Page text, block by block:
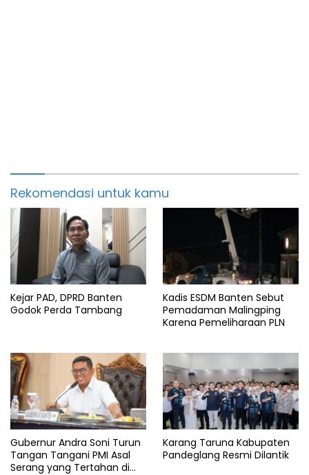
Rekomendasi untuk kamu
Kejar PAD, DPRD Banten
Godok Perda Tambang
Kadis ESDM Banten Sebut
Pemadaman Malingping
Karena Pemeliharaan PLN
Gubernur Andra Soni Turun
Tangan Tangani PMI Asal
Serang yang Tertahan di
Karang Taruna Kabupaten
Pandeglang Resmi Dilantik